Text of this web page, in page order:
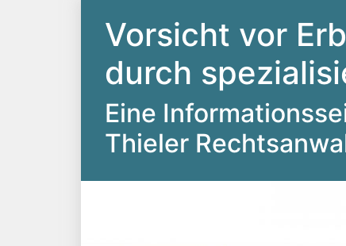
Vorsicht vor
durch
Eine
Thieler